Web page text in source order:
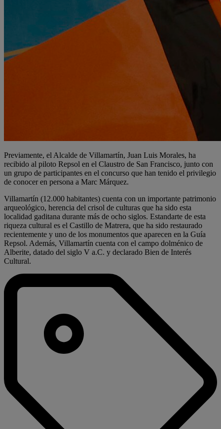
Previamente, el Alcalde de Villamartín, Juan Luis Morales, ha
recibido al piloto Repsol en el Claustro de San Francisco, junto con
un grupo de participantes en el concurso que han tenido el privilegio
de conocer en persona a Marc Márquez.
Villamartín (12.000 habitantes) cuenta con un importante patrimonio
arqueológico, herencia del crisol de culturas que ha sido esta
localidad gaditana durante más de ocho siglos. Estandarte de esta
riqueza cultural es el Castillo de Matrera, que ha sido restaurado
recientemente y uno de los monumentos que aparecen en la Guía
Repsol. Además, Villamartín cuenta con el campo dolménico de
Alberite, datado del siglo V a.C. y declarado Bien de Interés
Cultural.